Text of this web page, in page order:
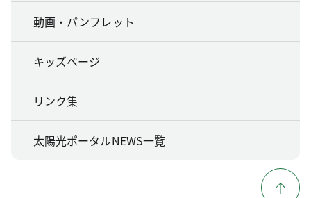
動画・パンフレット
キッズページ
リンク集
太陽光ポータルNEWS一覧